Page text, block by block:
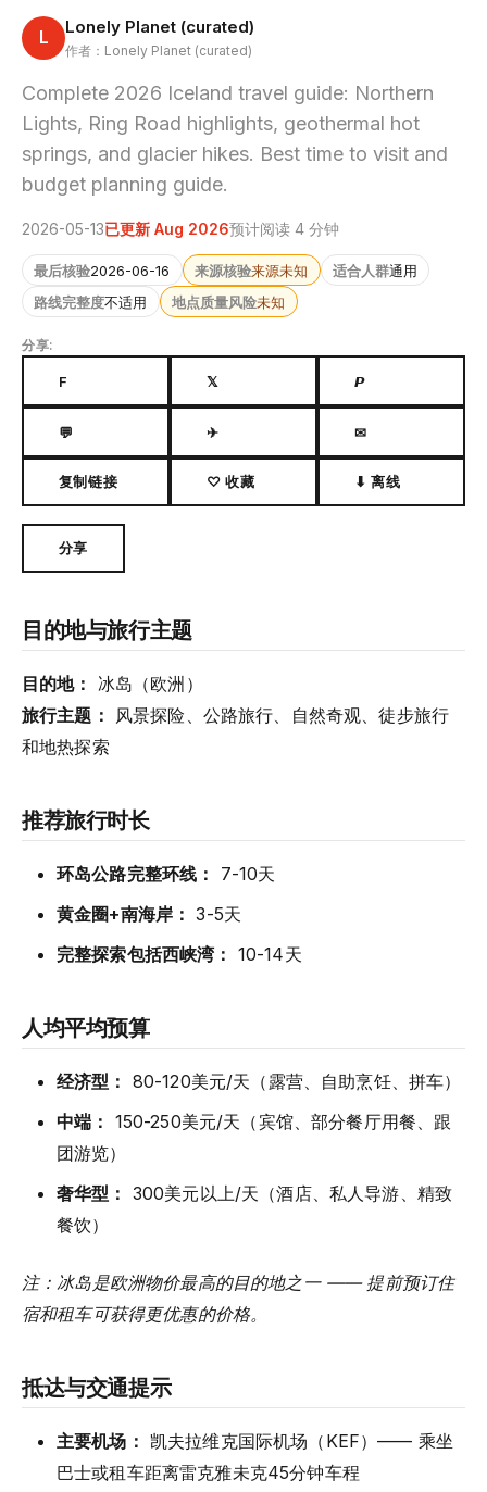
L Lonely Planet (curated)
作者：Lonely Planet (curated)
Complete 2026 Iceland travel guide: Northern
Lights, Ring Road highlights, geothermal hot
springs, and glacier hikes. Best time to visit and
budget planning guide.
2026-05-13已更新 Aug 2026预计阅读 4 分钟
最后核验2026-06-16 来源核验来源未知 适合人群通用
路线完整度不适用 地点质量风险未知
分享:
F 𝕏 𝙋
💬 ✈ ✉
复制链接 ♡ 收藏 ⬇ 离线
分享
目的地与旅行主题
目的地：
冰岛（欧洲）
旅行主题：
风景探险、公路旅行、自然奇观、徒步旅行
和地热探索
推荐旅行时长
环岛公路完整环线：
7-10天
黄金圈+南海岸： 3-5天
完整探索包括西峡湾： 10-14天
人均平均预算
经济型： 80-120美元/天（露营、自助烹饪、拼车）
中端： 150-250美元/天（宾馆、部分餐厅用餐、跟
团游览）
奢华型： 300美元以上/天（酒店、私人导游、精致
餐饮）
注：冰岛是欧洲物价最高的目的地之一 —— 提前预订住
宿和租车可获得更优惠的价格。
抵达与交通提示
主要机场： 凯夫拉维克国际机场（KEF）—— 乘坐
巴士或租车距离雷克雅未克45分钟车程